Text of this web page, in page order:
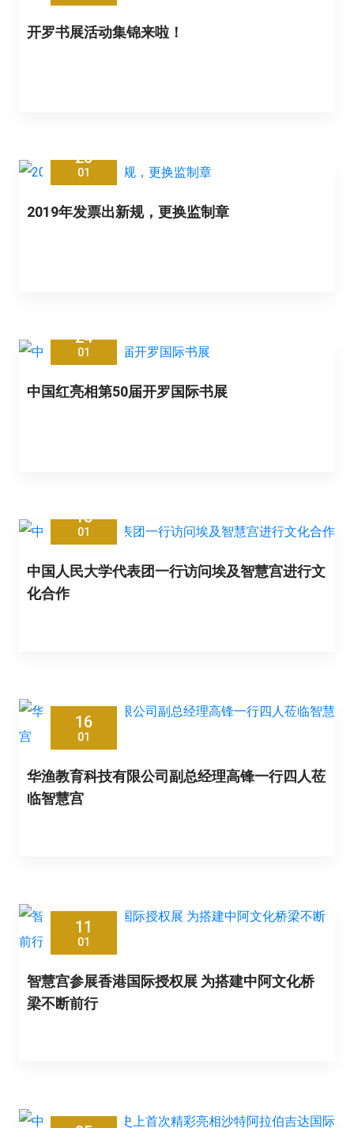
开罗书展活动集锦来啦！
25
01
2019年发票出新规，更换监制章
24
01
中国红亮相第50届开罗国际书展
18
01
中国人民大学代表团一行访问埃及智慧宫进行文
化合作
16
01
华渔教育科技有限公司副总经理高锋一行四人莅
临智慧宫
11
01
智慧宫参展香港国际授权展 为搭建中阿文化桥
梁不断前行